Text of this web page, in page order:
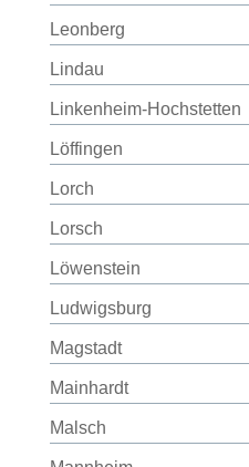
Leonberg
Lindau
Linkenheim-Hochstetten
Löffingen
Lorch
Lorsch
Löwenstein
Ludwigsburg
Magstadt
Mainhardt
Malsch